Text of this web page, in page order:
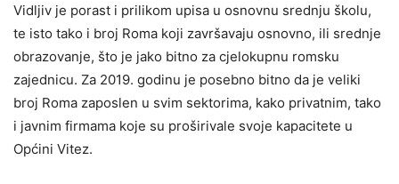
Vidljiv je porast i prilikom upisa u osnovnu srednju školu,
te isto tako i broj Roma koji završavaju osnovno, ili srednje
obrazovanje, što je jako bitno za cjelokupnu romsku
zajednicu. Za 2019. godinu je posebno bitno da je veliki
broj Roma zaposlen u svim sektorima, kako privatnim, tako
i javnim firmama koje su proširivale svoje kapacitete u
Općini Vitez.